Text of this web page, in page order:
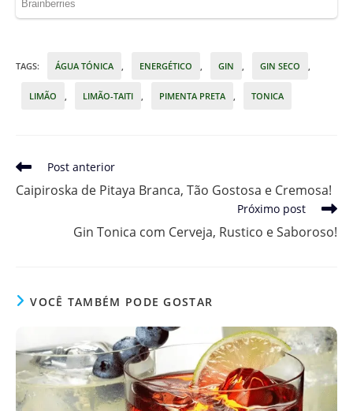
TAGS: ÁGUA TÓNICA , ENERGÉTICO , GIN , GIN SECO ,
LIMÃO , LIMÃO-TAITI , PIMENTA PRETA , TONICA
Leia
artigos
Post anterior
Caipiroska de Pitaya Branca, Tão Gostosa e Cremosa!
Próximo post
Gin Tonica com Cerveja, Rustico e Saboroso!
VOCÊ TAMBÉM PODE GOSTAR